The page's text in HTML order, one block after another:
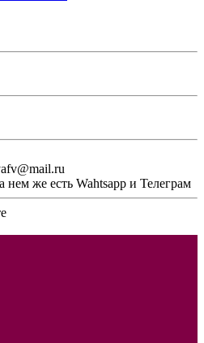
же есть Wahtsapp и Телеграм